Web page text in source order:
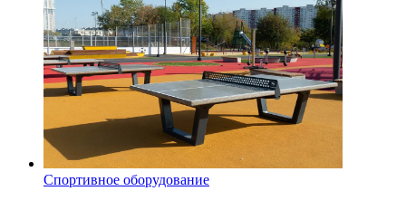
Спортивное оборудование